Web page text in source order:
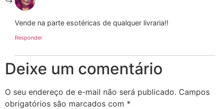
Vende na parte esotéricas de qualquer livraria!!
Responder
Deixe um comentário
O seu endereço de e-mail não será publicado. Campos
obrigatórios são marcados com *